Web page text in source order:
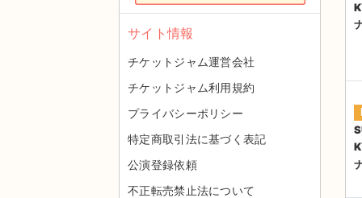
サイト情報
チケットジャム運営会社
チケットジャム利用規約
プライバシーポリシー
特定商取引法に基づく表記
公演登録依頼
不正転売禁止法について